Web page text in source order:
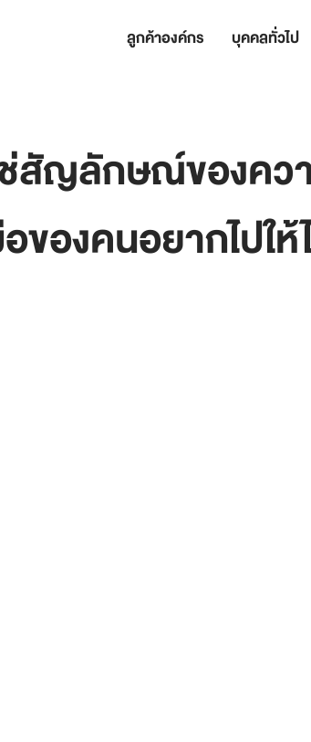
ลูกค้าองค์กร บุคคลทั่วไป
ช่สัญลักษณ์ของคว
ของคนอยากไปให้